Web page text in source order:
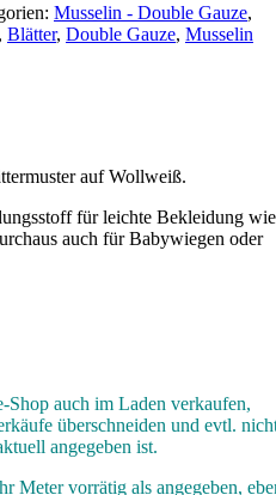
Musselin - Double Gauze,
, Blätter, Double Gauze, Musselin
auf Wollweiß.
für leichte Bekleidung wie
auch für Babywiegen oder
auch im Laden verkaufen,
überschneiden und evtl.
angegeben ist.
Meter vorrätig als angegeben,